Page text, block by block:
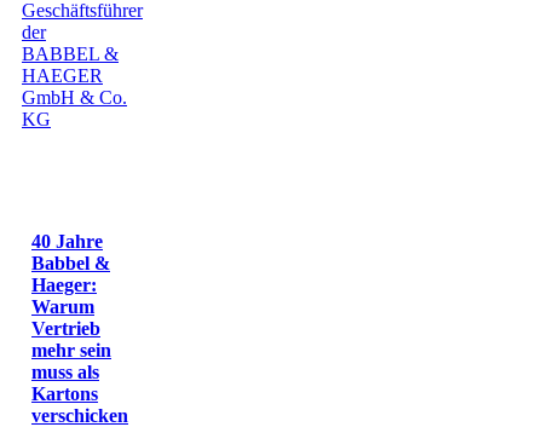
40 Jahre
Babbel &
Haeger:
Warum
Vertrieb
mehr sein
muss als
Kartons
verschicken